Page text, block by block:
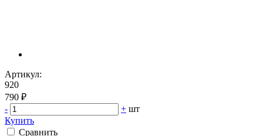
Артикул:
920
790 ₽
-
+ шт
Купить
Сравнить